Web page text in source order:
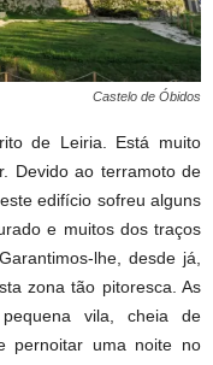
Castelo de Óbidos
de Leiria. Está muito
Devido ao terramoto de
edifício sofreu alguns
e muitos dos traços
lhe, desde já,
zona tão pitoresca. As
vila, cheia de
pernoitar uma noite no